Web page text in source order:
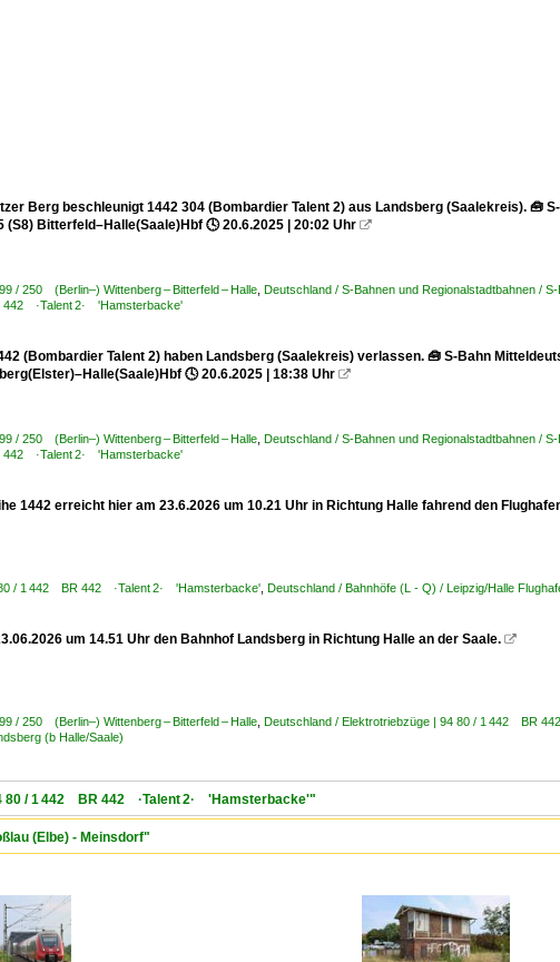
Berg beschleunigt 1442 304 (Bombardier Talent 2) aus Landsberg (Saalekreis). 🧰
(S8) Bitterfeld–Halle(Saale)Hbf 🕓 20.6.2025 | 20:02 Uhr 
/ 250 (Berlin–) Wittenberg – Bitterfeld – Halle Deutschland / S-Bahnen und Regionalstadtbahnen /
442 ·Talent 2· 'Hamsterbacke'
(Bombardier Talent 2) haben Landsberg (Saalekreis) verlassen. 🧰 S-Bahn
🕓 20.6.2025 | 18:38 Uhr 
/ 250 (Berlin–) Wittenberg – Bitterfeld – Halle Deutschland / S-Bahnen und Regionalstadtbahnen /
442 ·Talent 2· 'Hamsterbacke'
1442 erreicht hier am 23.6.2026 um 10.21 Uhr in Richtung Halle fahrend den
/ 1 442 BR 442 ·Talent 2· 'Hamsterbacke' Deutschland / Bahnhöfe (L - Q) / Leipzig/Halle
um 14.51 Uhr den Bahnhof Landsberg in Richtung Halle an der Saale. 
/ 250 (Berlin–) Wittenberg – Bitterfeld – Halle Deutschland / Elektrotriebzüge | 94 80 / 1 442 BR
(b Halle/Saale)
80 / 1 442 BR 442 ·Talent 2· 'Hamsterbacke'"
(Elbe) - Meinsdorf"